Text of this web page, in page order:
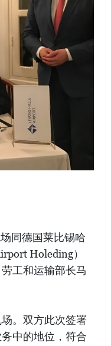
同德国莱比锡哈
Holeding）
工和运输部长马
。双方此次签署
中的地位，符合